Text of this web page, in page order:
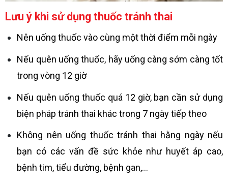
Lưu ý khi sử dụng thuốc tránh thai
Nên uống thuốc vào cùng một thời điểm mỗi ngày
Nếu quên uống thuốc, hãy uống càng sớm càng tốt
trong vòng 12 giờ
Nếu quên uống thuốc quá 12 giờ, bạn cần sử dụng
biện pháp tránh thai khác trong 7 ngày tiếp theo
Không nên uống thuốc tránh thai hằng ngày nếu
bạn có các vấn đề sức khỏe như huyết áp cao,
bệnh tim, tiểu đường, bệnh gan,…